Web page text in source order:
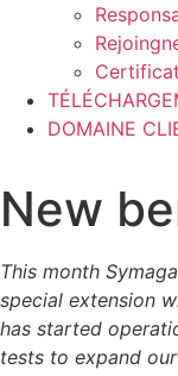
DOMAINE
New
This month
special extension
has started
tests to expand